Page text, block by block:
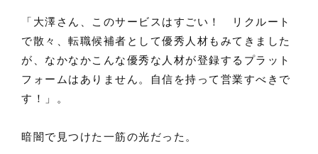
「大澤さん、このサービスはすごい！ リクルート
で散々、転職候補者として優秀人材もみてきました
が、なかなかこんな優秀な人材が登録するプラット
フォームはありません。自信を持って営業すべきで
す！」。
暗闇で見つけた一筋の光だった。